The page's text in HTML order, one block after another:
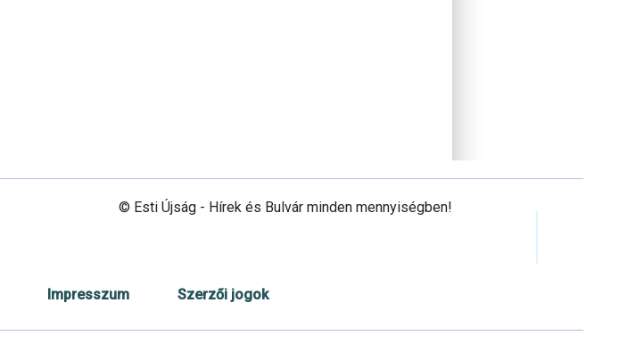
© Esti Újság - Hírek és Bulvár minden mennyiségben!
Impresszum Szerzői jogok